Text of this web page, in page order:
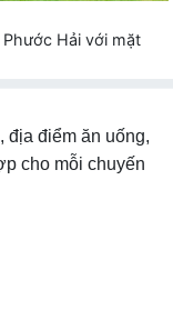
Hải với mặt
địa điểm ăn uống,
cho mỗi chuyến